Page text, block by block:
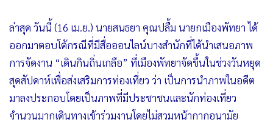
• กองทุนรวม
• Celeb Online
• Factcheck
• ญี่ปุ่น
• News1
• Gotomanager
ล่าสุด วันนี้ (16 เม.ย.) นายสนธยา คุณปลื้ม นายกเมืองพัทยา ได้
ออกมาตอบโต้กรณีที่มีสื่อออนไลน์บางสำนักที่ได้นำเสนอภาพ
การจัดงาน “เดินกินถิ่นเกลือ” ที่เมืองพัทยาจัดขึ้นในช่วงวันหยุด
สุดสัปดาห์เพื่อส่งเสริมการท่องเที่ยว ว่า เป็นการนำภาพในอดีต
มาลงประกอบโดยเป็นภาพที่มีประชาชนและนักท่องเที่ยว
จำนวนมากเดินทางเข้าร่วมงานโดยไม่สวมหน้ากากอนามัย